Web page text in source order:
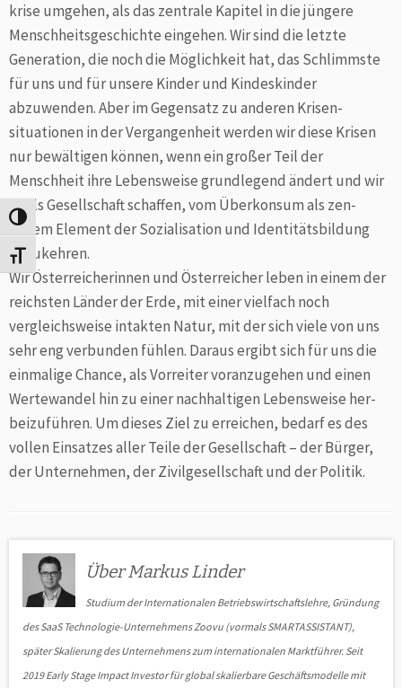
Umschalten auf hohe Kontraste
Schrift vergrößern
krise umgehen, als das zentrale Kapitel in die jüngere
Mensch­heits­geschichte eingehen. Wir sind die letzte
Generation, die noch die Möglichkeit hat, das Schlimmste
für uns und für unsere Kinder und Kindes­kinder
abzuwenden. Aber im Gegensatz zu anderen Krisen­
situationen in der Vergangenheit werden wir diese Krisen
nur bewältigen können, wenn ein großer Teil der
Menschheit ihre Lebensweise grundlegend ändert und wir
es als Gesellschaft schaffen, vom Überkonsum als zen­
tralem Element der Sozialisation und Identitätsbildung
abzukehren.
Wir Österreicherinnen und Österreicher leben in einem der
reichsten Länder der Erde, mit einer vielfach noch
vergleichs­weise intakten Natur, mit der sich viele von uns
sehr eng verbunden fühlen. Daraus ergibt sich für uns die
einmalige Chance, als Vorreiter voranzugehen und einen
Wertewandel hin zu einer nachhaltigen Lebensweise her­
bei­zuführen. Um dieses Ziel zu erreichen, bedarf es des
vollen Einsatzes aller Teile der Gesellschaft – der Bürger,
der Unternehmen, der Zivilgesellschaft und der Politik.
Über Markus Linder
Studium der Internationalen Betriebswirtschaftslehre, Grün­dung
des SaaS Technologie-Unternehmens Zoovu (vormals SMART­ASSISTANT),
später Skalierung des Unternehmens zum internationalen Markt­füh­rer. Seit
2019 Early Stage Impact Investor für global skalier­bare Ge­schäfts­modelle mit